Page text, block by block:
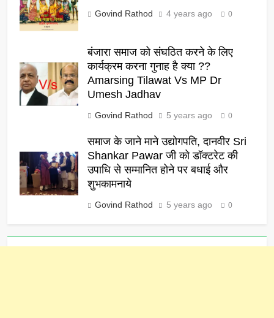
Govind Rathod 4 years ago 0
बंजारा समाज को संघठित करने के लिए
कार्यक्रम करना गुनाह है क्या ??
Amarsing Tilawat Vs MP Dr
Umesh Jadhav
Govind Rathod 5 years ago 0
समाज के जाने माने उद्योगपति, दानवीर Sri
Shankar Pawar जी को डॉक्टरेट की
उपाधि से सम्मानित होने पर बधाई और
शुभकामनाये
Govind Rathod 5 years ago 0